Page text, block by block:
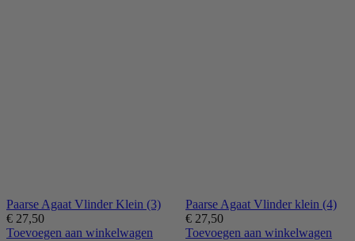
Paarse Agaat Vlinder Klein (3)
€ 27,50
Toevoegen aan winkelwagen
Paarse Agaat Vlinder klein (4)
€ 27,50
Toevoegen aan winkelwagen